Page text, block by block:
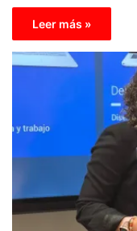
Leer más »